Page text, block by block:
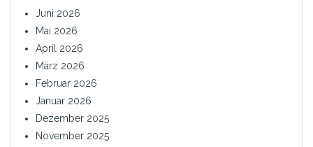
Juni 2026
Mai 2026
April 2026
März 2026
Februar 2026
Januar 2026
Dezember 2025
November 2025